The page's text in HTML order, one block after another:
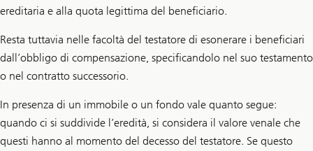
ereditaria e alla quota legittima del beneficiario.
Resta tuttavia nelle facoltà del testatore di esonerare i beneficiari
dall’obbligo di compensazione, specificandolo nel suo testamento
o nel contratto successorio.
In presenza di un immobile o un fondo vale quanto segue:
quando ci si suddivide l’eredità, si considera il valore venale che
questi hanno al momento del decesso del testatore. Se questo